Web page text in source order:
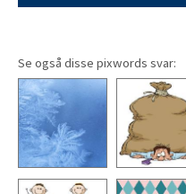
Se også disse pixwords svar: